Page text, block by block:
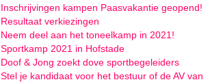
Inschrijvingen kampen Paasvakantie geopend!
Resultaat verkiezingen
Neem deel aan het toneelkamp in 2021!
Sportkamp 2021 in Hofstade
Doof & Jong zoekt dove sportbegeleiders
Stel je kandidaat voor het bestuur of de AV van